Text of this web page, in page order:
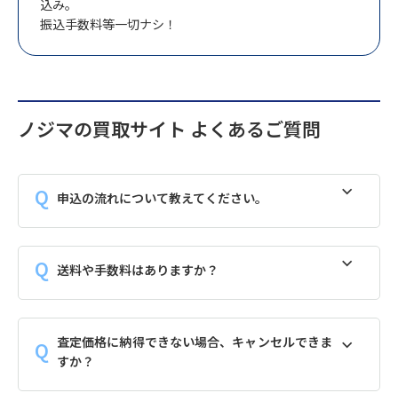
込み。
振込手数料等一切ナシ！
ノジマの買取サイト よくあるご質問
申込の流れについて教えてください。
送料や手数料はありますか？
査定価格に納得できない場合、キャンセルできま
すか？